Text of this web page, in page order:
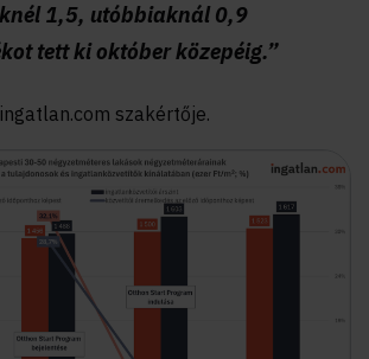
1,5, utóbbiaknál 0,9
tett ki október közepéig.”
szakértője.